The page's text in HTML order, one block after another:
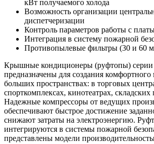
кВт получаемого холода
Возможность организации
диспетчеризации
Контроль параметров работы с
Интеграция в систему пожарной
Противопылевые фильтры (30 и 60
Крышные кондиционеры (руфтопы)
предназначены для создания
больших пространствах: в торговых
спорткомплексах, кинотеатрах,
Надежные компрессоры от ведущих
обеспечивают быстрое достижение
снижают затраты на электроэнергию.
интегрируются в системы пожарной
представлены модели